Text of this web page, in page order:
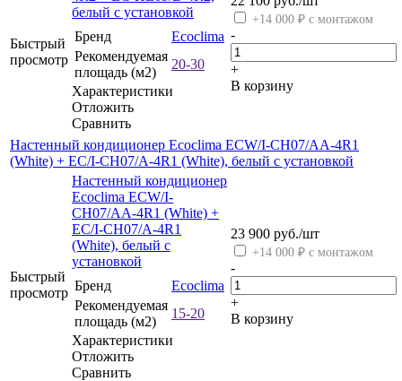
Быстрый
просмотр
белый с установкой
Бренд
Ecoclima
Рекомендуемая
площадь (м2)
20-30
Характеристики
Отложить
Сравнить
+14 000 ₽ с монтажом
-
+
В корзину
Настенный кондиционер Ecoclima ECW/I-CH07/AA-4R1
(White) + EC/I-CH07/A-4R1 (White), белый с установкой
Быстрый
просмотр
Настенный кондиционер
Ecoclima ECW/I-
CH07/AA-4R1 (White) +
EC/I-CH07/A-4R1
(White), белый с
установкой
Бренд
Ecoclima
Рекомендуемая
площадь (м2)
15-20
Характеристики
Отложить
Сравнить
23 900 руб./шт
+14 000 ₽ с монтажом
-
+
В корзину